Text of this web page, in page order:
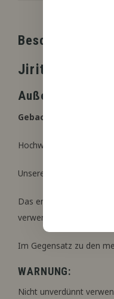
Beschreibung
Jiritsu
Gebackene Banane,
Hochwertiges,
Unsere
Das empfohlene
verwendet werden kann.
Im Gegensatz zu den
WARNUNG:
Nicht unverdünnt